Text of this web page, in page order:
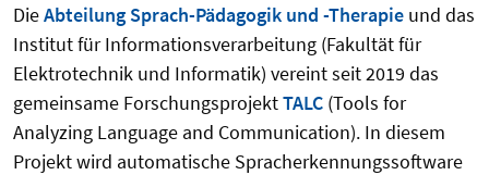
DieAbteilung Sprach-Pädagogik und -Therapie und das
Institut für Informationsverarbeitung (Fakultät für
Elektrotechnik und Informatik) vereint seit 2019 das
gemeinsame ForschungsprojektTALC (Tools for
Analyzing Language and Communication). In diesem
Projekt wird automatische Spracherkennungssoftware